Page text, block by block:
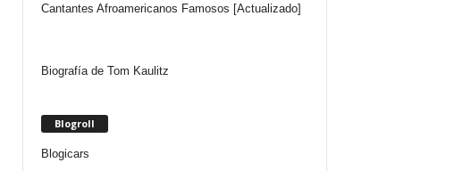
Cantantes Afroamericanos Famosos [Actualizado]
Biografía de Tom Kaulitz
Blogroll
Blogicars